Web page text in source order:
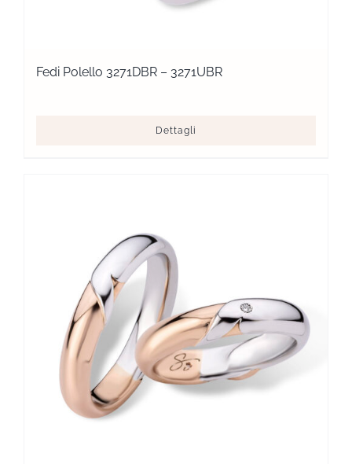
Fedi Polello 3271DBR – 3271UBR
Dettagli